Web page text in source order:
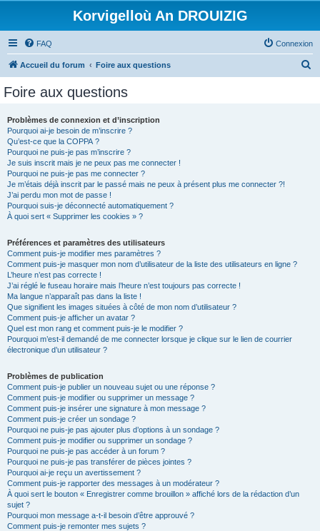
Korvigelloù An DROUIZIG
FAQ Connexion
Accueil du forum Foire aux questions
Foire aux questions
Problèmes de connexion et d’inscription
Pourquoi ai-je besoin de m’inscrire ?
Qu’est-ce que la COPPA ?
Pourquoi ne puis-je pas m’inscrire ?
Je suis inscrit mais je ne peux pas me connecter !
Pourquoi ne puis-je pas me connecter ?
Je m’étais déjà inscrit par le passé mais ne peux à présent plus me connecter ?!
J’ai perdu mon mot de passe !
Pourquoi suis-je déconnecté automatiquement ?
À quoi sert « Supprimer les cookies » ?
Préférences et paramètres des utilisateurs
Comment puis-je modifier mes paramètres ?
Comment puis-je masquer mon nom d’utilisateur de la liste des utilisateurs en ligne ?
L’heure n’est pas correcte !
J’ai réglé le fuseau horaire mais l’heure n’est toujours pas correcte !
Ma langue n’apparaît pas dans la liste !
Que signifient les images situées à côté de mon nom d’utilisateur ?
Comment puis-je afficher un avatar ?
Quel est mon rang et comment puis-je le modifier ?
Pourquoi m’est-il demandé de me connecter lorsque je clique sur le lien de courrier
électronique d’un utilisateur ?
Problèmes de publication
Comment puis-je publier un nouveau sujet ou une réponse ?
Comment puis-je modifier ou supprimer un message ?
Comment puis-je insérer une signature à mon message ?
Comment puis-je créer un sondage ?
Pourquoi ne puis-je pas ajouter plus d’options à un sondage ?
Comment puis-je modifier ou supprimer un sondage ?
Pourquoi ne puis-je pas accéder à un forum ?
Pourquoi ne puis-je pas transférer de pièces jointes ?
Pourquoi ai-je reçu un avertissement ?
Comment puis-je rapporter des messages à un modérateur ?
À quoi sert le bouton « Enregistrer comme brouillon » affiché lors de la rédaction d’un
sujet ?
Pourquoi mon message a-t-il besoin d’être approuvé ?
Comment puis-je remonter mes sujets ?